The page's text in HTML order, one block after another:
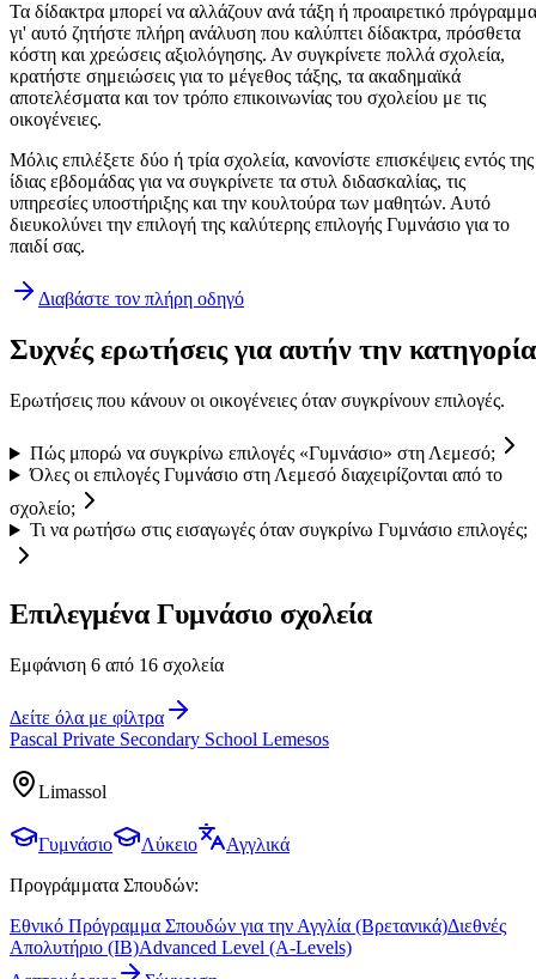
Τα δίδακτρα μπορεί να αλλάζουν ανά τάξη ή προαιρετικό
γι' αυτό ζητήστε πλήρη ανάλυση που καλύπτει δίδακτρα, πρόσθετα
κόστη και χρεώσεις αξιολόγησης. Αν συγκρίνετε πολλά σχολεία,
κρατήστε σημειώσεις για το μέγεθος τάξης, τα ακαδημαϊκά
αποτελέσματα και τον τρόπο επικοινωνίας του σχολείου με τις
οικογένειες.
Μόλις επιλέξετε δύο ή τρία σχολεία, κανονίστε επισκέψεις εντός της
ίδιας εβδομάδας για να συγκρίνετε τα στυλ διδασκαλίας, τις
υπηρεσίες υποστήριξης και την κουλτούρα των μαθητών. Αυτό
διευκολύνει την επιλογή της καλύτερης επιλογής Γυμνάσιο για το
παιδί σας.
Διαβάστε τον πλήρη οδηγό
Συχνές ερωτήσεις για αυτήν την κατηγορία
Ερωτήσεις που κάνουν οι οικογένειες όταν συγκρίνουν επιλογές.
Πώς μπορώ να συγκρίνω επιλογές «Γυμνάσιο» στη Λεμεσό;
Όλες οι επιλογές Γυμνάσιο στη Λεμεσό διαχειρίζονται από το
σχολείο;
Τι να ρωτήσω στις εισαγωγές όταν συγκρίνω Γυμνάσιο επιλογές;
Επιλεγμένα Γυμνάσιο σχολεία
Εμφάνιση 6 από 16 σχολεία
Δείτε όλα με φίλτρα
Pascal Private Secondary School Lemesos
Limassol
Γυμνάσιο Λύκειο
Αγγλικά
Προγράμματα Σπουδών:
Εθνικό Πρόγραμμα Σπουδών για την Αγγλία (Βρετανικά)Διεθνές
Απολυτήριο (IB)Advanced Level (A-Levels)